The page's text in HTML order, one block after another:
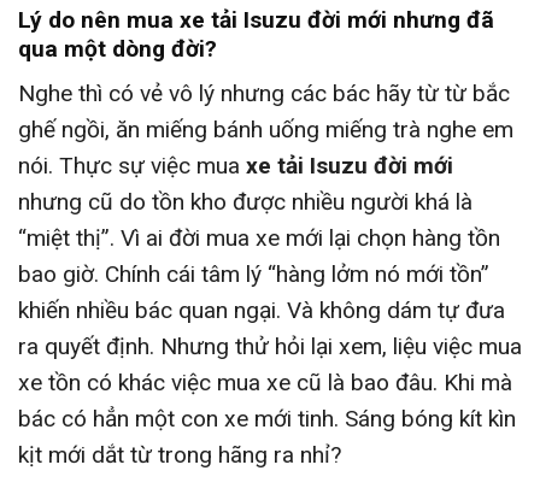
Lý do nên mua xe tải Isuzu đời mới nhưng đã
qua một dòng đời?
Nghe thì có vẻ vô lý nhưng các bác hãy từ từ bắc
ghế ngồi, ăn miếng bánh uống miếng trà nghe em
nói. Thực sự việc mua xe tải Isuzu đời mới
nhưng cũ do tồn kho được nhiều người khá là
“miệt thị”. Vì ai đời mua xe mới lại chọn hàng tồn
bao giờ. Chính cái tâm lý “hàng lởm nó mới tồn”
khiến nhiều bác quan ngại. Và không dám tự đưa
ra quyết định. Nhưng thử hỏi lại xem, liệu việc mua
xe tồn có khác việc mua xe cũ là bao đâu. Khi mà
bác có hẳn một con xe mới tinh. Sáng bóng kít kìn
kịt mới dắt từ trong hãng ra nhỉ?